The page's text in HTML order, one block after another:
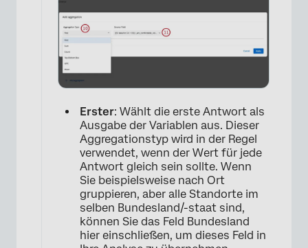
×
Erster: Wählt die erste Antwort als
Ausgabe der Variablen aus. Dieser
Aggregationstyp wird in der Regel
verwendet, wenn der Wert für jede
Antwort gleich sein sollte. Wenn
Sie beispielsweise nach Ort
gruppieren, aber alle Standorte im
selben Bundesland/-staat sind,
können Sie das Feld Bundesland
hier einschließen, um dieses Feld in